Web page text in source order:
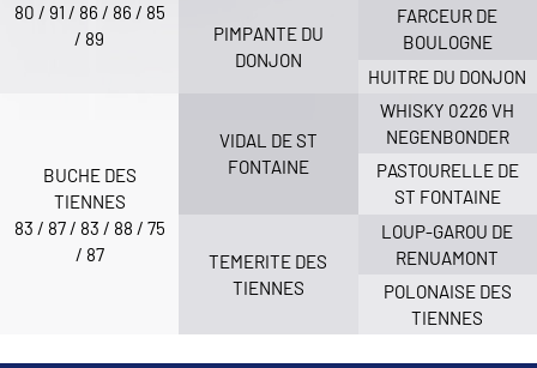
80 / 91 / 86 / 86 / 85
/ 89
PIMPANTE DU
DONJON
FARCEUR DE
BOULOGNE
HUITRE DU DONJON
BUCHE DES
TIENNES
83 / 87 / 83 / 88 / 75
/ 87
VIDAL DE ST
FONTAINE
TEMERITE DES
TIENNES
WHISKY 0226 VH
NEGENBONDER
PASTOURELLE DE
ST FONTAINE
LOUP-GAROU DE
RENUAMONT
POLONAISE DES
TIENNES